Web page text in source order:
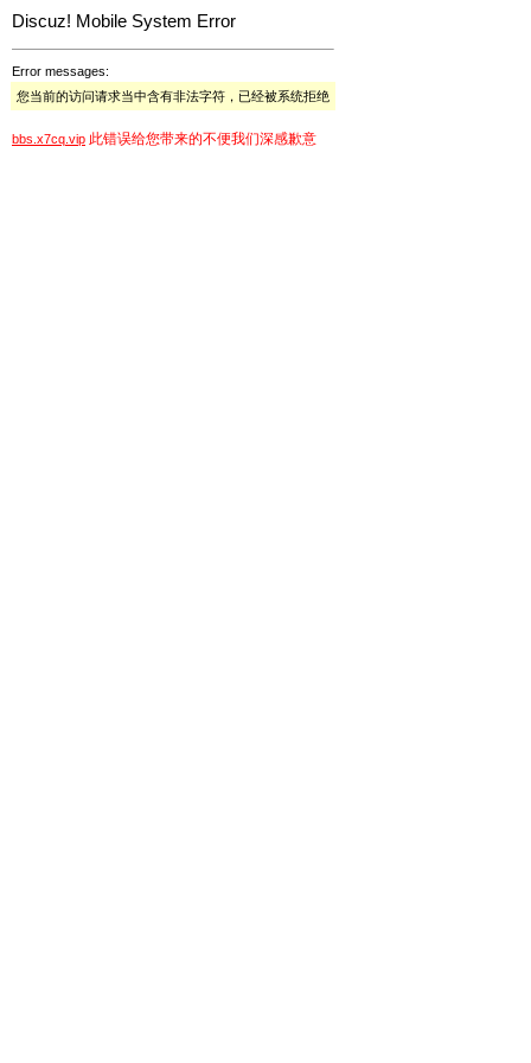
Discuz! Mobile System Error
Error messages:
您当前的访问请求当中含有非法字符，已经被系统拒绝
bbs.x7cq.vip 此错误给您带来的不便我们深感歉意